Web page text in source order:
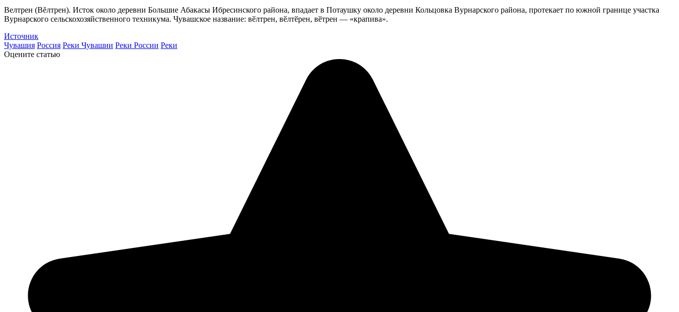
Велтрен (Вĕлтрен). Исток около деревни Большие Абакасы Ибресинского района, впадает в Потаушку около деревни Кольцовка Вурнарского района, протекает по южной границе участка
Вурнарского сельскохозяйственного техникума. Чувашское название: вӗлтрен, вӗлтӗрен, вӗтрен — «крапива».
Источник
Чувашия Россия Реки Чувашии Реки России Реки
Оцените статью